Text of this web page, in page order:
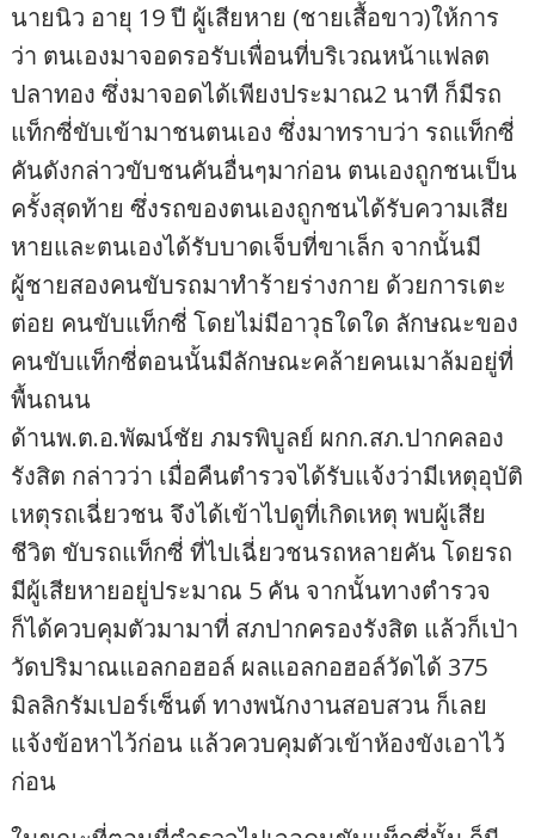
นายนิว อายุ 19 ปี ผู้เสียหาย (ชายเสื้อขาว)ให้การ
ว่า ตนเองมาจอดรอรับเพื่อนที่บริเวณหน้าแฟลต
ปลาทอง ซึ่งมาจอดได้เพียงประมาณ2 นาที ก็มีรถ
แท็กซี่ขับเข้ามาชนตนเอง ซึ่งมาทราบว่า รถแท็กซี่
คันดังกล่าวขับชนคันอื่นๆมาก่อน ตนเองถูกชนเป็น
ครั้งสุดท้าย ซึ่งรถของตนเองถูกชนได้รับความเสีย
หายและตนเองได้รับบาดเจ็บที่ขาเล็ก จากนั้นมี
ผู้ชายสองคนขับรถมาทำร้ายร่างกาย ด้วยการเตะ
ต่อย คนขับแท็กซี่ โดยไม่มีอาวุธใดใด ลักษณะของ
คนขับแท็กซี่ตอนนั้นมีลักษณะคล้ายคนเมาล้มอยู่ที่
พื้นถนน
ด้านพ.ต.อ.พัฒน์ชัย ภมรพิบูลย์ ผกก.สภ.ปากคลอง
รังสิต กล่าวว่า เมื่อคืนตำรวจได้รับแจ้งว่ามีเหตุอุบัติ
เหตุรถเฉี่ยวชน จึงได้เข้าไปดูที่เกิดเหตุ พบผู้เสีย
ชีวิต ขับรถแท็กซี่ ที่ไปเฉี่ยวชนรถหลายคัน โดยรถ
มีผู้เสียหายอยู่ประมาณ 5 คัน จากนั้นทางตำรวจ
ก็ได้ควบคุมตัวมามาที่ สภปากครองรังสิต แล้วก็เป่า
วัดปริมาณแอลกอฮอล์ ผลแอลกอฮอล์วัดได้ 375
มิลลิกรัมเปอร์เซ็นต์ ทางพนักงานสอบสวน ก็เลย
แจ้งข้อหาไว้ก่อน แล้วควบคุมตัวเข้าห้องขังเอาไว้
ก่อน